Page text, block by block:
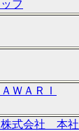
フ
ＷＡＲＩ
株式会社 本社